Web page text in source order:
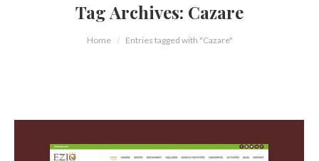
Tag Archives: Cazare
Home Entries tagged with "Cazare"